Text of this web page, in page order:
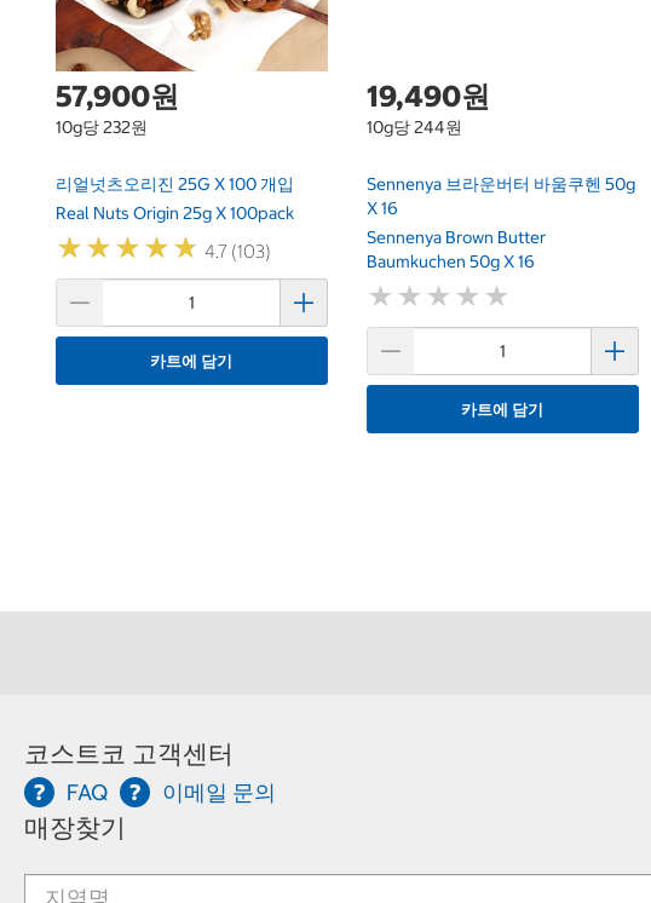
57,900원
10g당 232원
리얼넛츠오리진 25G X 100 개입
Real Nuts Origin 25g X 100pack
★★★★★
★★★★★ 4.7 (103)
카트에 담기
19,490원
10g당 244원
Sennenya 브라운버터 바움쿠헨 50g
X 16
Sennenya Brown Butter
Baumkuchen 50g X 16
★ ★ ★ ★ ★
★ ★ ★ ★ ★
카트에 담기
코스트코 고객센터
FAQ 이메일 문의
매장찾기